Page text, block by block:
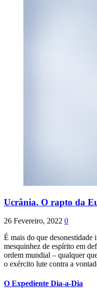
Ucrânia. O rapto da
26 Fevereiro, 2022 0
É mais do que
mesquinhez de espírito em
ordem mundial – qualquer
o exército lute contra a
O Expediente Dia-a-Dia